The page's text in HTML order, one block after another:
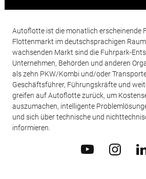
Autoflotte ist die monatlich erscheinende
Flottenmarkt im deutschsprachigen
wachsenden Markt sind die Fuhrpark-
Unternehmen, Behörden und anderen
als zehn PKW/Kombi und/oder
Geschäftsführer, Führungskräfte und
greifen auf Autoflotte zurück, um
auszumachen, intelligente
und sich über technische und
informieren.